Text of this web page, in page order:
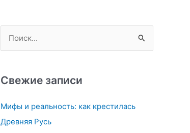
с
:
Свежие записи
Мифы и реальность: как крестилась
Древняя Русь